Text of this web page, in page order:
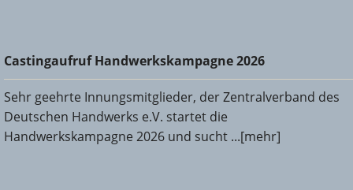
Castingaufruf Handwerkskampagne 2026
Castingaufruf Handwerkskampagne 2026
Sehr geehrte Innungsmitglieder, der Zentralverband des
Deutschen Handwerks e.V. startet die
Handwerkskampagne 2026 und sucht ...[mehr]